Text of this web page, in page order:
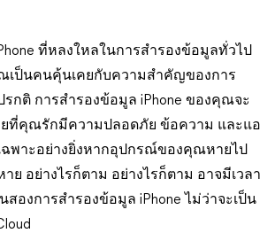
ที่หลงใหลในการสำรองข้อมูลทั่วไป
เป็นคนคุ้นเคยกับความสำคัญของการ
กติ การสำรองข้อมูล iPhone ของคุณจะ
ยที่คุณรักมีความปลอดภัย ข้อความ และแอ
ฉพาะอย่างยิ่งหากอุปกรณ์ของคุณหายไป
ย อย่างไรก็ตาม อย่างไรก็ตาม อาจมีเวลา
องการสำรองข้อมูล iPhone ไม่ว่าจะเป็น